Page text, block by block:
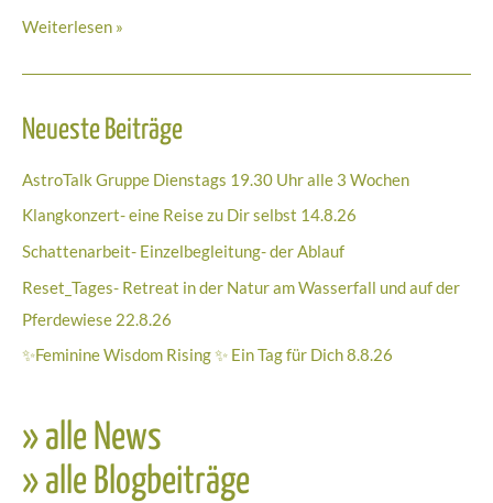
Afrikanischer
Workshop
9.10.22
Weiterlesen »
Neueste Beiträge
AstroTalk Gruppe Dienstags 19.30 Uhr alle 3 Wochen
Klangkonzert- eine Reise zu Dir selbst 14.8.26
Schattenarbeit- Einzelbegleitung- der Ablauf
Reset_Tages- Retreat in der Natur am Wasserfall und auf der
Pferdewiese 22.8.26
✨Feminine Wisdom Rising ✨ Ein Tag für Dich 8.8.26
» alle News
» alle Blogbeiträge